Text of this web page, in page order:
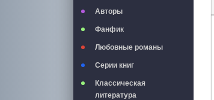
Авторы
Фанфик
Любовные романы
Серии книг
Классическая
литература